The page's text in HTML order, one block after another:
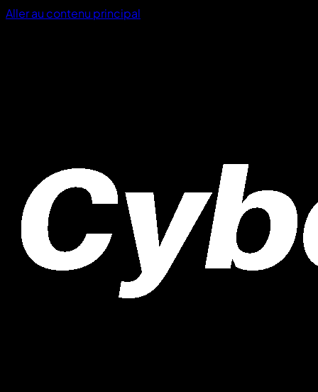
Aller au contenu principal